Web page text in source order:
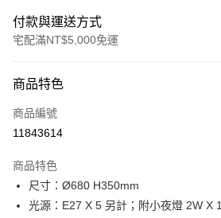
付款與運送方式
宅配滿NT$5,000免運
信用卡一次付款
LINE Pay
街口支付
悠遊付
商品特色
商品編號
11843614
商品特色
尺寸：Ø680 H350mm
光源：E27 X 5 另計；附小夜燈 2W X 1